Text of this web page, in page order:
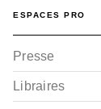
ESPACES PRO
Presse
Libraires